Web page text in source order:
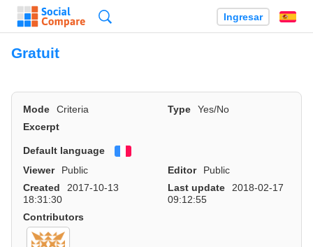
Ingresar
Gratuit
Mode Criteria Type
Yes/No
Excerpt
Default language
Viewer
Public Editor
Public
Created
2017-10-13
18:31:30
Last update
2018-02-17
09:12:55
Contributors